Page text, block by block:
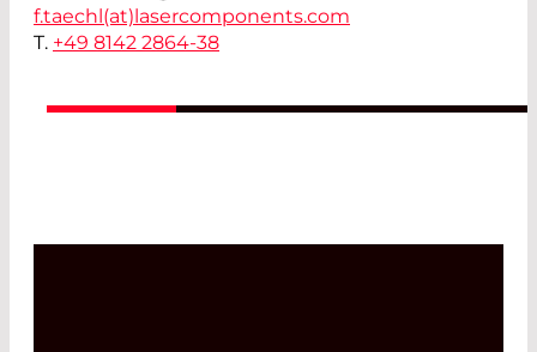
f.taechl(at) lasercomponents.com
T. +49 8142 2864-38